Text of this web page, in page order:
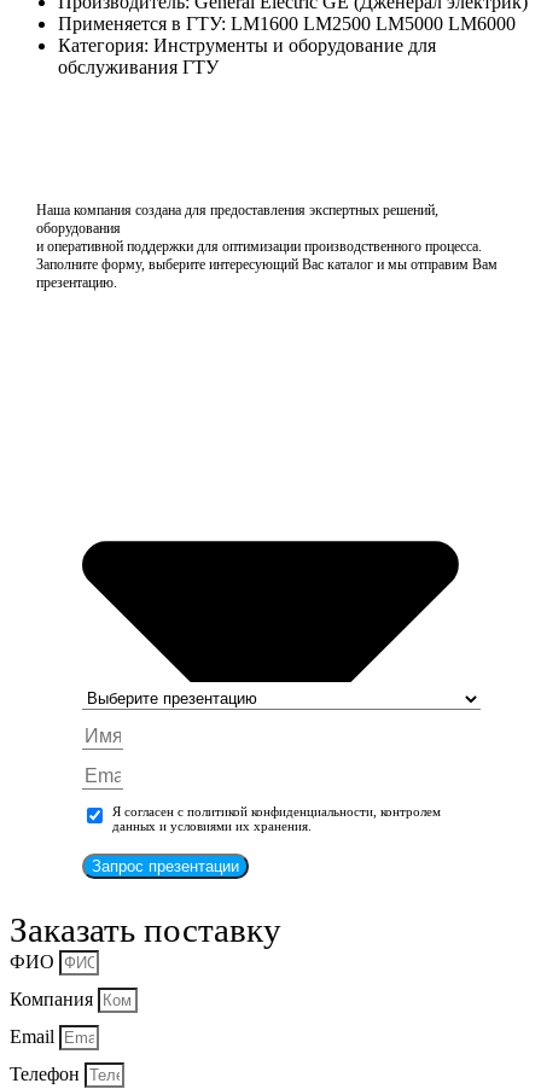
Применяется в ГТУ: LM1600 LM2500 LM5000 LM6000
Категория: Инструменты и оборудование для
обслуживания ГТУ
Наша компания создана для предоставления экспертных решений,
оборудования
и оперативной поддержки для оптимизации производственного процесса.
Заполните форму, выберите интересующий Вас каталог и мы отправим Вам
презентацию.
Я согласен с политикой конфиденциальности, контролем
данных и условиями их хранения.
Запрос презентации
Заказать поставку
ФИО
Компания
Email
Телефон